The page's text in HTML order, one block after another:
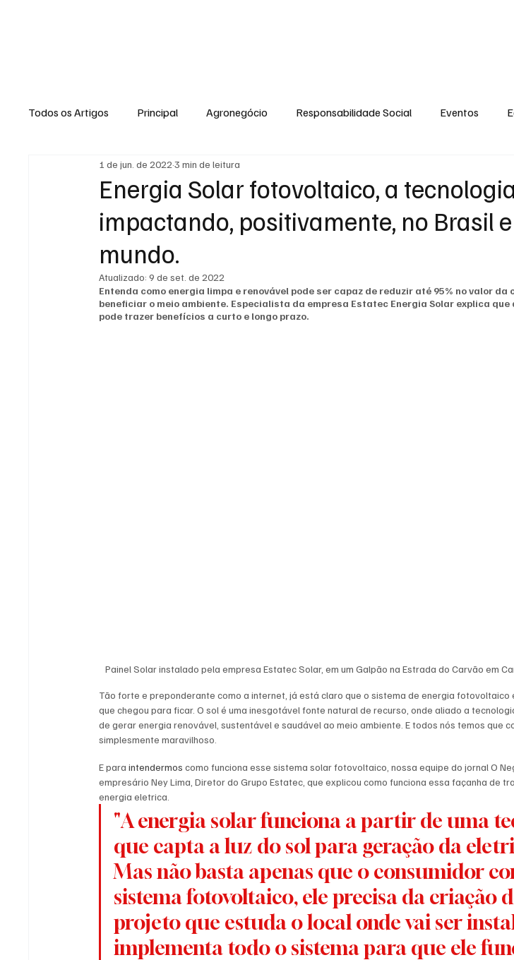
Todos os Artigos Principal Agronegócio Responsabilidade Social Eventos
Expediente Morro do Coco Conselheiro Josino
Dielly Rangel Fabricyo Silvestre João Carlos Campista Fabricyo Serqueira
Auto Negócios Saúde Esportes
Energia Solar fotovoltaico, a
impactando, positivamente, no Brasil
mundo.
1 de jun. de 2022 3 min de leitura
Atualizado:9 de set. de 2022
Entenda como energia limpa e renovável pode ser capaz de reduzir até 95% no valor da
beneficiar o meio ambiente. Especialista da empresa Estatec Energia Solar explica que
pode trazer benefícios a curto e longo prazo.
Painel Solar instalado pela empresa Estatec Solar, em um Galpão na Estrada do Carvão em
Tão forte e preponderante como a internet, já está claro que o sistema de energia fotovoltaico
que chegou para ficar. O sol é uma inesgotável fonte natural de recurso, onde aliado a
de gerar energia renovável, sustentável e saudável ao meio ambiente. E todos nós temos que
simplesmente maravilhoso.
E para intendermos como funciona esse sistema solar fotovoltaico, nossa equipe do jornal O
empresário Ney Lima, Diretor do Grupo Estatec, que explicou como funciona essa façanha de
energia eletrica.
"A energia solar funciona a partir de uma
que capta a luz do sol para geração da
Mas não basta apenas que o consumidor
sistema fotovoltaico, ele precisa da criação
projeto que estuda o local onde vai ser
implementa todo o sistema para que ele